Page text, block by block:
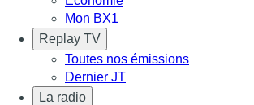
Mon BX1
Replay TV
Toutes nos émissions
Dernier JT
La radio